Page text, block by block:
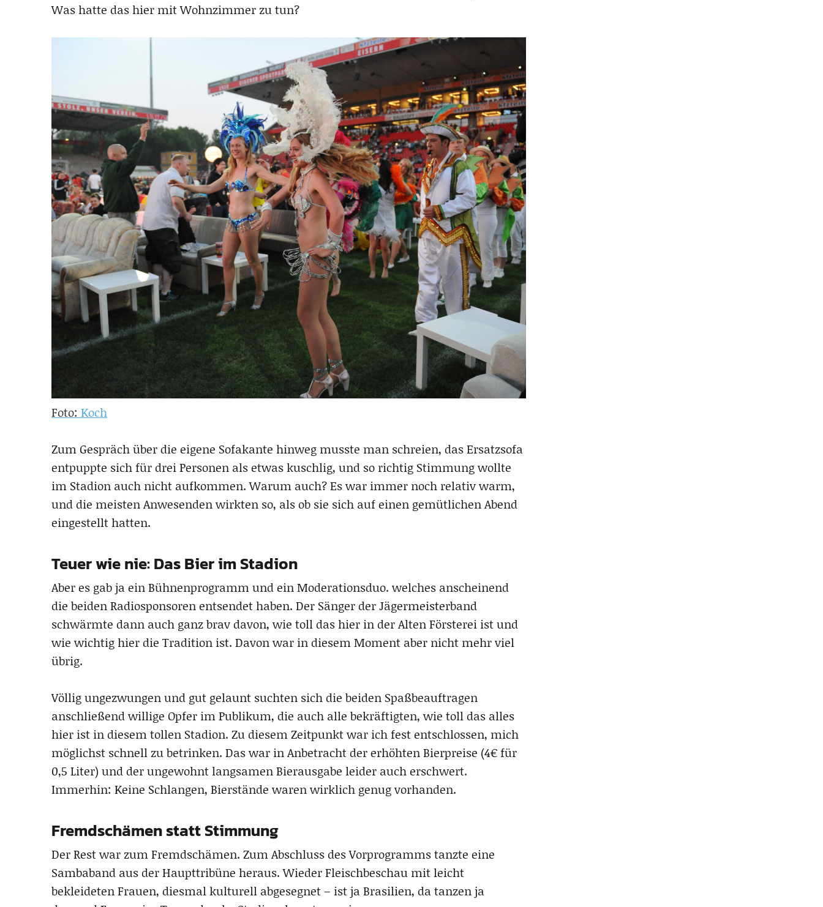
Was hatte das hier mit Wohnzimmer zu tun?
Foto: Koch
Zum Gespräch über die eigene Sofakante hinweg musste man schreien, das Ersatzsofa
entpuppte sich für drei Personen als etwas kuschlig, und so richtig Stimmung wollte
im Stadion auch nicht aufkommen. Warum auch? Es war immer noch relativ warm,
und die meisten Anwesenden wirkten so, als ob sie sich auf einen gemütlichen Abend
eingestellt hatten.
Teuer wie nie: Das Bier im Stadion
Aber es gab ja ein Bühnenprogramm und ein Moderationsduo. welches anscheinend
die beiden Radiosponsoren entsendet haben. Der Sänger der Jägermeisterband
schwärmte dann auch ganz brav davon, wie toll das hier in der Alten Försterei ist und
wie wichtig hier die Tradition ist. Davon war in diesem Moment aber nicht mehr viel
übrig.
Völlig ungezwungen und gut gelaunt suchten sich die beiden Spaßbeauftragen
anschließend willige Opfer im Publikum, die auch alle bekräftigten, wie toll das alles
hier ist in diesem tollen Stadion. Zu diesem Zeitpunkt war ich fest entschlossen, mich
möglichst schnell zu betrinken. Das war in Anbetracht der erhöhten Bierpreise (4€ für
0,5 Liter) und der ungewohnt langsamen Bierausgabe leider auch erschwert.
Immerhin: Keine Schlangen, Bierstände waren wirklich genug vorhanden.
Fremdschämen statt Stimmung
Der Rest war zum Fremdschämen. Zum Abschluss des Vorprogramms tanzte eine
Sambaband aus der Haupttribüne heraus. Wieder Fleischbeschau mit leicht
bekleideten Frauen, diesmal kulturell abgesegnet – ist ja Brasilien, da tanzen ja